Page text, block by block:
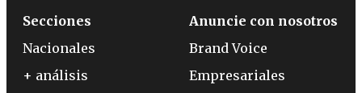
Secciones
Nacionales
+ análisis
Anuncie con nosotros
Brand Voice
Empresariales